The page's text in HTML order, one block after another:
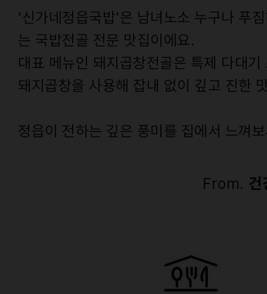
'신가네정읍국밥'은 남녀노소 누구나 푸
는 국밥전골 전문 맛집이에요.
대표 메뉴인 돼지곱창전골은 특제 다대기
돼지곱창을 사용해 잡내 없이 깊고 진한
정읍이 전하는 깊은 풍미를 집에서 느껴
From. 건